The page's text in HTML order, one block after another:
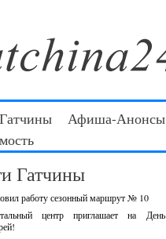
Афиша-Анонсы
Гатчины
работу сезонный маршрут № 10
центр приглашает на День